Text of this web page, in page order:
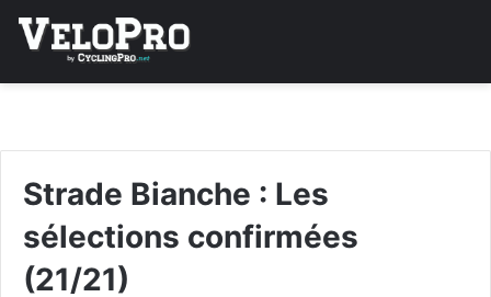
Strade Bianche : Les
sélections confirmées
(21/21)